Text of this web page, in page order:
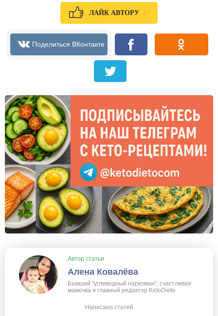
ЛАЙК АВТОРУ 27
Автор статьи
Алена Ковалёва
Бывший "углеводный наркоман", счастливая
мамочка и главный редактор KetoDieto.
Написано статей